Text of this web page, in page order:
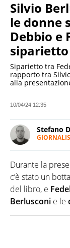
Silvio
le donne
Debbio e
siparietto
Siparietto tra
rapporto tra
alla
10/04/24 12:35
Stefano
anche di
con
livello
Durante la
c’è stato un
del libro, e
Berlusconi e le